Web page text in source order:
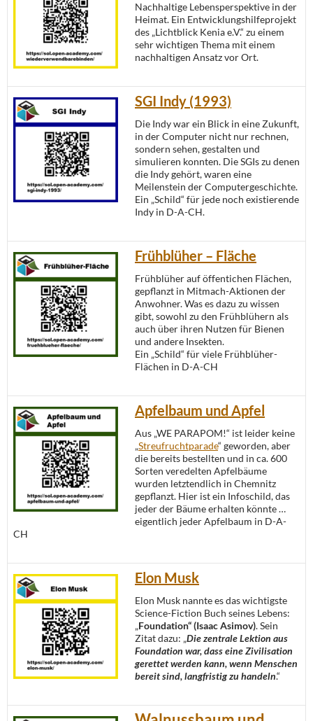
Nachhaltige Lebensperspektive in der
Heimat. Ein Entwicklungshilfeprojekt
des „Lichtblick Kenia e.V.“ zu einem
sehr wichtigen Thema mit einem
nachhaltigen Ansatz vor Ort.
SGI Indy (1993)
Die Indy war ein Blick in eine Zukunft,
in der Computer nicht nur rechnen,
sondern sehen, gestalten und
simulieren konnten. Die SGIs zu denen
die Indy gehört, waren eine
Meilenstein der Computergeschichte.
Ein „Schild“ für jede noch existierende
Indy in D-A-CH.
Frühblüher – Fläche
Frühblüher auf öffentichen Flächen,
gepflanzt in Mitmach-Aktionen der
Anwohner. Was es dazu zu wissen
gibt, sowohl zu den Frühblühern als
auch über ihren Nutzen für Bienen
und andere Insekten.
Ein „Schild“ für viele Frühblüher-
Flächen in D-A-CH
Apfelbaum und Apfel
Aus „WE PARAPOM!“ ist leider keine
„Streufruchtparade“ geworden, aber
die bereits bestellten und in ca. 600
Sorten veredelten Apfelbäume
wurden letztendlich in Chemnitz
gepflanzt. Hier ist ein Infoschild, das
jeder der Bäume erhalten könnte …
eigentlich jeder Apfelbaum in D-A-
CH
Elon Musk
Elon Musk nannte es das wichtigste
Science-Fiction Buch seines Lebens:
„Foundation“ (Isaac Asimov). Sein
Zitat dazu: „Die zentrale Lektion aus
Foundation war, dass eine Zivilisation
gerettet werden kann, wenn Menschen
bereit sind, langfristig zu handeln.“